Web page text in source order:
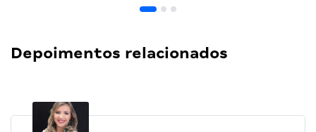
Depoimentos relacionados